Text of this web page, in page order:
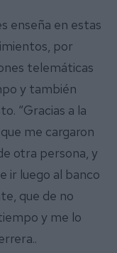
enseña en estas
por
telemáticas
y también
“Gracias a la
me cargaron
otra persona, y
ir luego al banco
que de no
y me lo